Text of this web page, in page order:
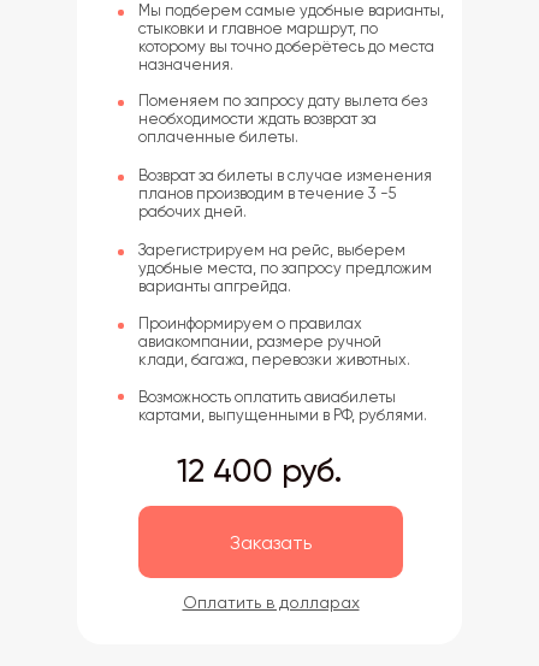
Оплатить в долларах
Заказать
12 400 руб.
Мы подберем самые удобные варианты,
стыковки и главное маршрут, по
которому вы точно доберётесь до места
назначения.
Поменяем по запросу дату вылета без
необходимости ждать возврат за
оплаченные билеты.
Возврат за билеты в случае изменения
планов производим в течение 3 -5
рабочих дней.
Зарегистрируем на рейс, выберем
удобные места, по запросу предложим
варианты апгрейда.
Проинформируем о правилах
авиакомпании, размере ручной
клади, багажа, перевозки животных.
Возможность оплатить авиабилеты
картами, выпущенными в РФ, рублями.